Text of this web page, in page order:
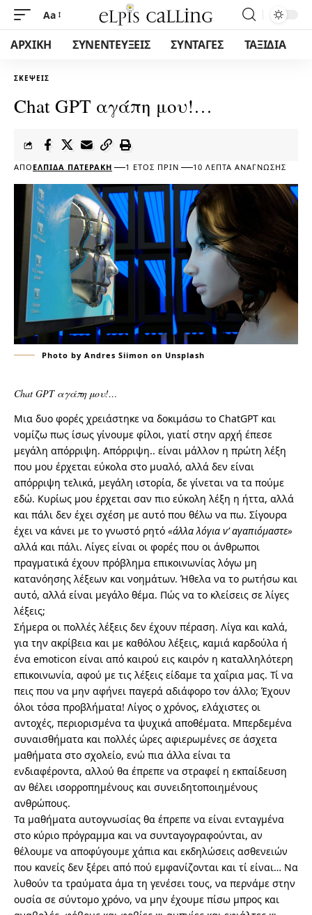
Aa
ΑΡΧΙΚΗ ΣΥΝΕΝΤΕΥΞΕΙΣ ΣΥΝΤΑΓΕΣ ΤΑΞΙΔΙΑ
ΣΚΈΨΕΙΣ
Chat GPT αγάπη μου!…
ΑΠΌ ΕΛΠΊΔΑ ΠΑΤΕΡΆΚΗ 1 ΈΤΟΣ ΠΡΙΝ 10 ΛΕΠΤΆ ΑΝΆΓΝΩΣΗΣ
Photo by Andres Siimon on Unsplash
Chat GPT αγάπη μου!…
Μια δυο φορές χρειάστηκε να δοκιμάσω το ChatGPT και
νομίζω πως ίσως γίνουμε φίλοι, γιατί στην αρχή έπεσε
μεγάλη απόρριψη. Απόρριψη.. είναι μάλλον η πρώτη λέξη
που μου έρχεται εύκολα στο μυαλό, αλλά δεν είναι
απόρριψη τελικά, μεγάλη ιστορία, δε γίνεται να τα πούμε
εδώ. Κυρίως μου έρχεται σαν πιο εύκολη λέξη η ήττα, αλλά
και πάλι δεν έχει σχέση με αυτό που θέλω να πω. Σίγουρα
έχει να κάνει με το γνωστό ρητό «άλλα λόγια ν’ αγαπιόμαστε»
αλλά και πάλι. Λίγες είναι οι φορές που οι άνθρωποι
πραγματικά έχουν πρόβλημα επικοινωνίας λόγω μη
κατανόησης λέξεων και νοημάτων. Ήθελα να το ρωτήσω και
αυτό, αλλά είναι μεγάλο θέμα. Πώς να το κλείσεις σε λίγες
λέξεις;
Σήμερα οι πολλές λέξεις δεν έχουν πέραση. Λίγα και καλά,
για την ακρίβεια και με καθόλου λέξεις, καμιά καρδούλα ή
ένα emoticon είναι από καιρού εις καιρόν η καταλληλότερη
επικοινωνία, αφού με τις λέξεις είδαμε τα χαΐρια μας. Τί να
πεις που να μην αφήνει παγερά αδιάφορο τον άλλο; Έχουν
όλοι τόσα προβλήματα! Λίγος ο χρόνος, ελάχιστες οι
αντοχές, περιορισμένα τα ψυχικά αποθέματα. Μπερδεμένα
συναισθήματα και πολλές ώρες αφιερωμένες σε άσχετα
μαθήματα στο σχολείο, ενώ πια άλλα είναι τα
ενδιαφέροντα, αλλού θα έπρεπε να στραφεί η εκπαίδευση
αν θέλει ισορροπημένους και συνειδητοποιημένους
ανθρώπους.
Τα μαθήματα αυτογνωσίας θα έπρεπε να είναι ενταγμένα
στο κύριο πρόγραμμα και να συνταγογραφούνται, αν
θέλουμε να αποφύγουμε χάπια και εκδηλώσεις ασθενειών
που κανείς δεν ξέρει από πού εμφανίζονται και τί είναι… Να
λυθούν τα τραύματα άμα τη γενέσει τους, να περνάμε στην
ουσία σε σύντομο χρόνο, να μην έχουμε πίσω μπρος και